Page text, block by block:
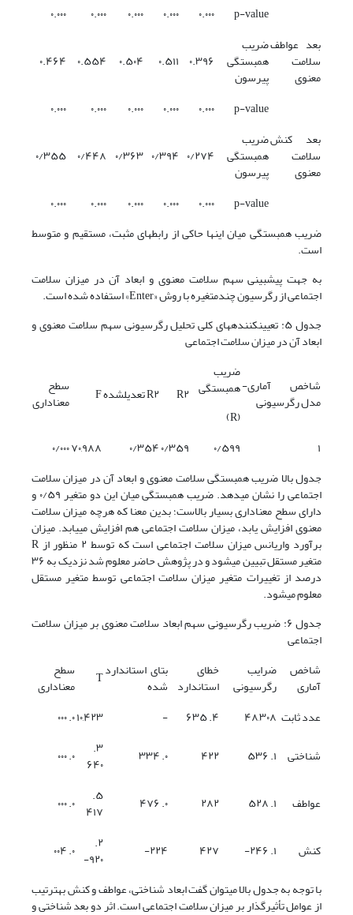
p-value ۰.۰۰۰ ۰.۰۰۰ ۰.۰۰۰ ۰.۰۰۰
۰.۰۰۰
بعد عواطف
سلامت
معنوی
ضریب
همبستگی
پیرسون
۰.۳۹۶ ۰.۵۱۱ ۰.۵۰۴ ۰.۵۵۴ ۰.۴۶۴
p-value ۰.۰۰۰ ۰.۰۰۰ ۰.۰۰۰ ۰.۰۰۰
۰.۰۰۰
بعد کنش
سلامت
معنوی
ضریب
همبستگی
پیرسون
۰/۲۷۴ ۰/۳۹۴ ۰/۳۶۳ ۰/۴۴۸ ۰/۳۵۵
p-value ۰.۰۰۰ ۰.۰۰۰ ۰.۰۰۰ ۰.۰۰۰
۰.۰۰۰
ضریب همبستگی میان اینها حاکی از رابطهای مثبت، مستقیم و متوسط
است.
به جهت پیشبینی سهم سلامت معنوی و ابعاد آن در میزان سلامت
اجتماعی از رگرسیون چندمتغیره با روش «Enter» استفاده شده است.
جدول ۵: تعیینکنندههای کلی تحلیل رگرسیونی سهم سلامت معنوی و
ابعاد آن در میزان سلامت اجتماعی
شاخص آماری-
مدل رگرسیونی
ضریب
همبستگی
(R)
R۲ R۲تعدیلشدهF سطح
معناداری
۱ ۰/۵۹۹ ۰/۳۵۹۰/۳۵۴ ۷۰,۹۸۸۰/۰۰۰
جدول بالا ضریب همبستگی سلامت معنوی و ابعاد آن در میزان سلامت
اجتماعی را نشان میدهد. ضریب همبستگی میان این دو متغیر ۰/۵۹ و
دارای سطح معناداری بسیار بالاست؛ بدین معنا که هرچه میزان سلامت
معنوی افزایش یابد، میزان سلامت اجتماعی هم افزایش مییابد. میزان
برآورد واریانس میزان سلامت اجتماعی است که توسط ۲ منظور از R
متغیر مستقل تبیین میشود و در پژوهش حاضر معلوم شد نزدیک به ۳۶
درصد از تغییرات متغیر میزان سلامت اجتماعی توسط متغیر مستقل
معلوم میشود.
جدول ۶: ضریب رگرسیونی سهم ابعاد سلامت معنوی بر میزان سلامت
اجتماعی
شاخص
آماری
ضرایب
رگرسیونی
خطای
استاندارد
بتای استاندارد
شده T سطح
معناداری
عدد ثابت ۴۸,۳۰۸ ۴. ۶۳۵ - ۱۰,۴۲۳۰. ۰۰۰
شناختی ۱. ۵۳۶ ۴۲۲ ۰. ۳۳۴ ۳.
۶۴۰ ۰. ۰۰۰
عواطف ۱. ۵۲۸ ۲۸۲ ۰. ۴۷۶ ۵.
۴۱۷ ۰. ۰۰۰
کنش ۱. ۲۴۶- ۴۲۷ ۲۲۴- ۲.
۹۲۰-
۰. ۰۰۴
با توجه به جدول بالا میتوان گفت ابعاد شناختی، عواطف و کنش بهترتیب
از عوامل تأثیرگذار بر میزان سلامت اجتماعی است. اثر دو بعد شناختی و